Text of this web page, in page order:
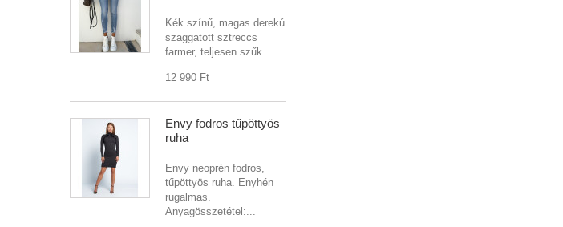
Kék színű, magas derekú
szaggatott sztreccs
farmer, teljesen szűk...
12 990 Ft‎
Envy fodros tűpöttyös
ruha
Envy neoprén fodros,
tűpöttyös ruha. Enyhén
rugalmas.
Anyagösszetétel:...